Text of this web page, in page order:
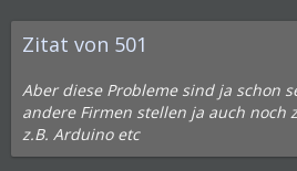
Zitat von 501
Aber diese Probleme sind ja schon
andere Firmen stellen ja auch noch
z.B. Arduino etc